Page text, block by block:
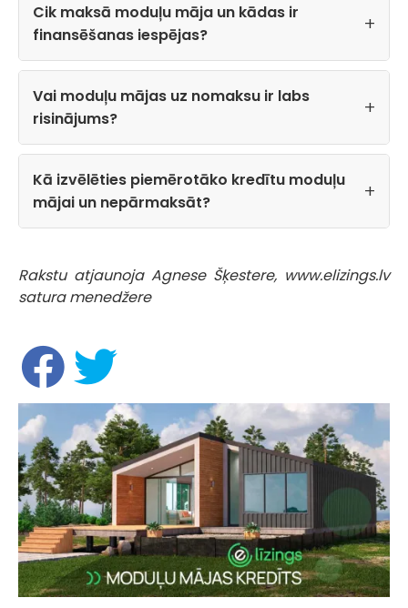
Cik maksā moduļu māja un kādas ir
finansēšanas iespējas?
Vai moduļu mājas uz nomaksu ir labs
risinājums?
Kā izvēlēties piemērotāko kredītu moduļu
mājai un nepārmaksāt?
Rakstu atjaunoja Agnese Šķestere, www.elizings.lv
satura menedžere